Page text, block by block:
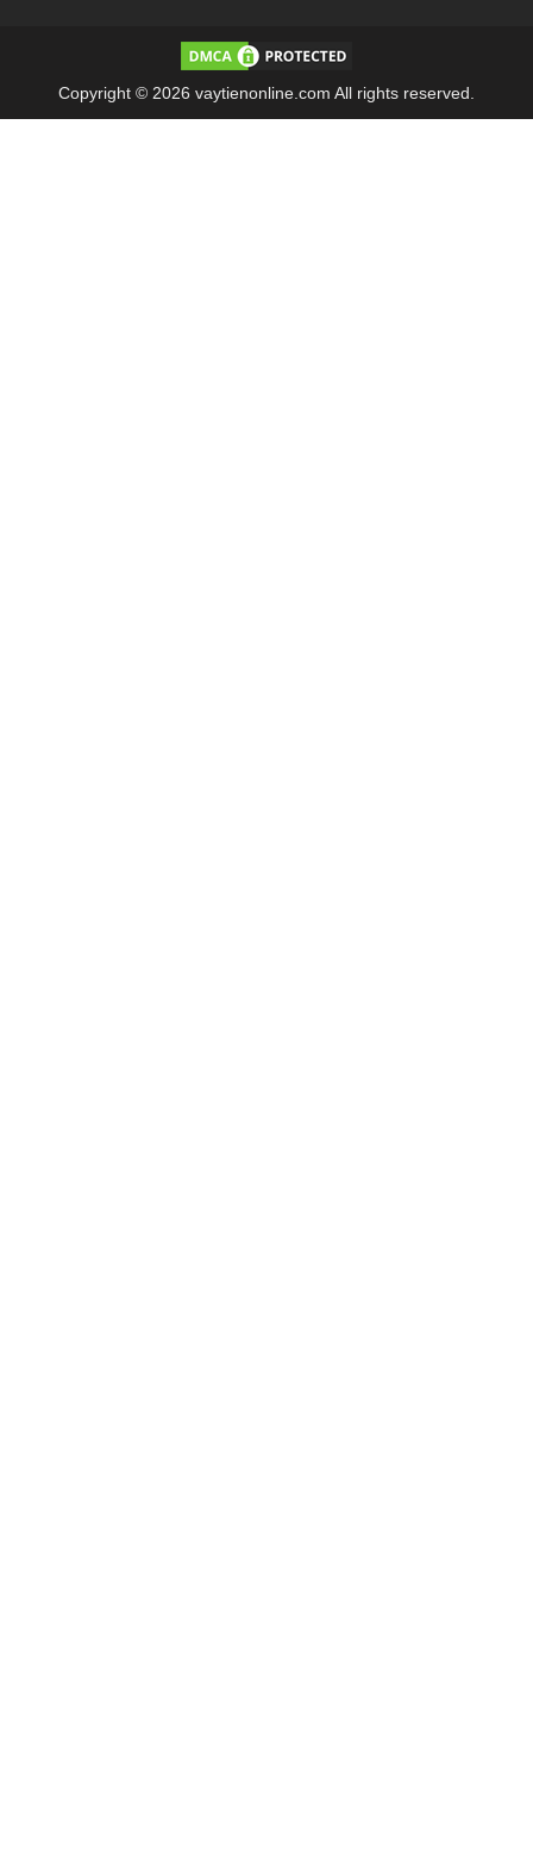
Copyright © 2026 vaytienonline.com All rights reserved.